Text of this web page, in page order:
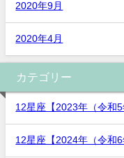
2020年9月
2020年4月
カテゴリー
12星座【2023年（令和5
12星座【2024年（令和6